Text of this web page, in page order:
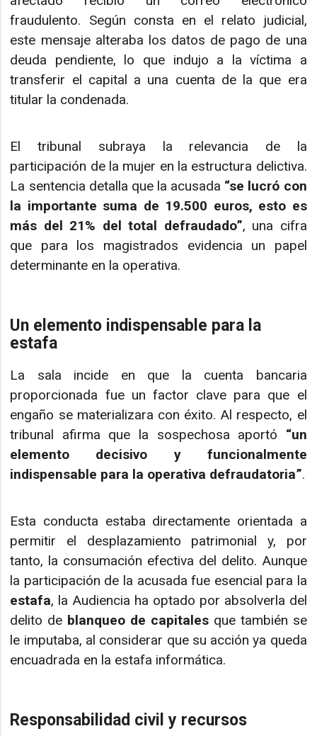
fraudulento. Según consta en el relato judicial,
este mensaje alteraba los datos de pago de una
deuda pendiente, lo que indujo a la víctima a
transferir el capital a una cuenta de la que era
titular la condenada.
El tribunal subraya la relevancia de la
participación de la mujer en la estructura delictiva.
La sentencia detalla que la acusada “se lucró con
la importante suma de 19.500 euros, esto es
más del 21% del total defraudado”, una cifra
que para los magistrados evidencia un papel
determinante en la operativa.
Un elemento indispensable para la
estafa
La sala incide en que la cuenta bancaria
proporcionada fue un factor clave para que el
engaño se materializara con éxito. Al respecto, el
tribunal afirma que la sospechosa aportó “un
elemento decisivo y funcionalmente
indispensable para la operativa defraudatoria”.
Esta conducta estaba directamente orientada a
permitir el desplazamiento patrimonial y, por
tanto, la consumación efectiva del delito. Aunque
la participación de la acusada fue esencial para la
estafa, la Audiencia ha optado por absolverla del
delito de blanqueo de capitalesque también se
le imputaba, al considerar que su acción ya queda
encuadrada en la estafa informática.
Responsabilidad civil y recursos